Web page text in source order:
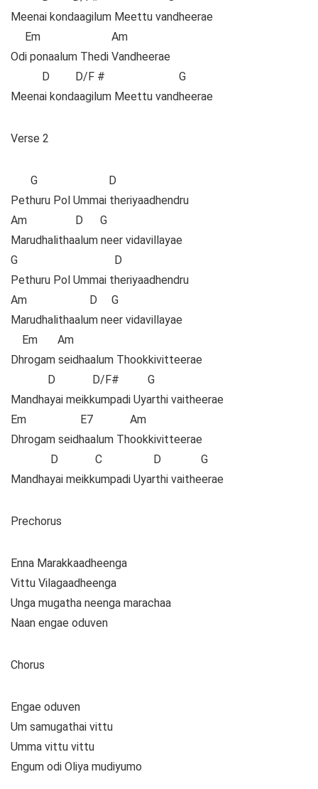
Meenai kondaagilum Meettu vandheerae
Em Am
Odi ponaalum Thedi Vandheerae
D D/F # G
Meenai kondaagilum Meettu vandheerae
Verse 2
G D
Pethuru Pol Ummai theriyaadhendru
Am D G
Marudhalithaalum neer vidavillayae
G D
Pethuru Pol Ummai theriyaadhendru
Am D G
Marudhalithaalum neer vidavillayae
Em Am
Dhrogam seidhaalum Thookkivitteerae
D D/F# G
Mandhayai meikkumpadi Uyarthi vaitheerae
Em E7 Am
Dhrogam seidhaalum Thookkivitteerae
D C D G
Mandhayai meikkumpadi Uyarthi vaitheerae
Prechorus
Enna Marakkaadheenga
Vittu Vilagaadheenga
Unga mugatha neenga marachaa
Naan engae oduven
Chorus
Engae oduven
Um samugathai vittu
Umma vittu vittu
Engum odi Oliya mudiyumo